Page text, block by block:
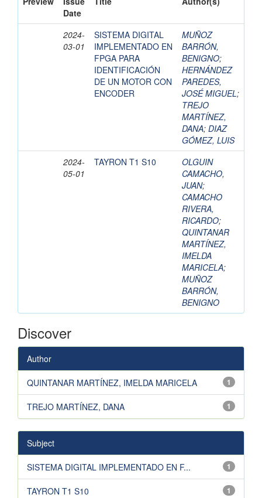
Date
2024-
03-01
SISTEMA DIGITAL
IMPLEMENTADO EN
FPGA PARA
IDENTIFICACIÓN
DE UN MOTOR CON
ENCODER
MUÑOZ
BARRÓN,
BENIGNO;
HERNÁNDEZ
PAREDES,
JOSÉ MIGUEL;
TREJO
MARTÍNEZ,
DANA; DIAZ
GÓMEZ, LUIS
2024-
05-01
TAYRON T1 S10
OLGUIN
CAMACHO,
JUAN;
CAMACHO
RIVERA,
RICARDO;
QUINTANAR
MARTÍNEZ,
IMELDA
MARICELA;
MUÑOZ
BARRÓN,
BENIGNO
Discover
Author
1
QUINTANAR MARTÍNEZ, IMELDA MARICELA
1
TREJO MARTÍNEZ, DANA
Subject
1
SISTEMA DIGITAL IMPLEMENTADO EN F...
1
TAYRON T1 S10